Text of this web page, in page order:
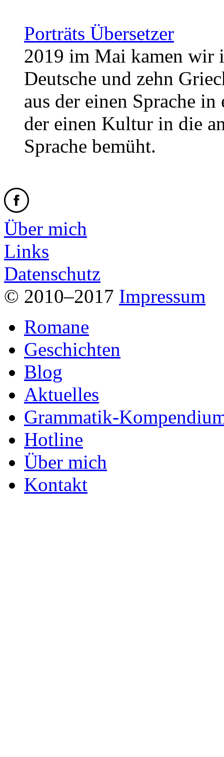
Porträts Übersetzer
2019 im Mai kamen wir
Deutsche und zehn
aus der einen Sprache in
der einen Kultur in die
Sprache bemüht.
Über mich
Links
Datenschutz
© 2010–2017 Impressum
Romane
Geschichten
Blog
Aktuelles
Grammatik-
Hotline
Über mich
Kontakt